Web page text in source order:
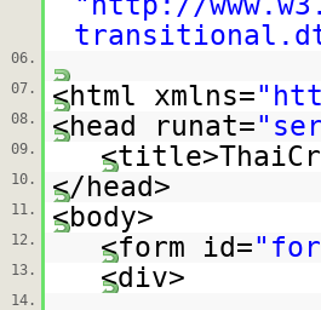
06.
07.
<html xmlns="
08. <head runat=
09.
10. </head>
11. <body>
12. <form id=
13. <div>
14.